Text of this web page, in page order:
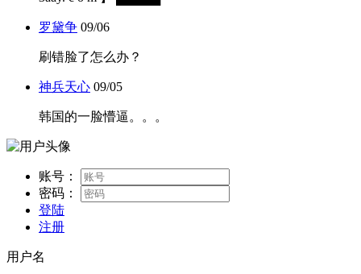
罗黛争 09/06
刷错脸了怎么办？
神兵天心 09/05
韩国的一脸懵逼。。。
账号：
密码：
登陆
注册
用户名